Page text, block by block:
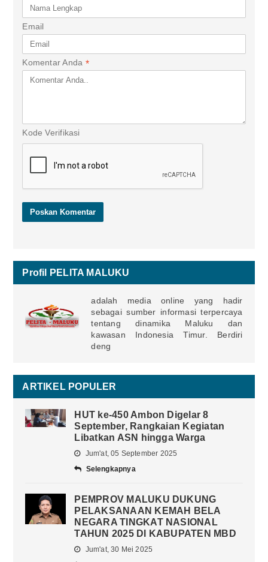
Email
Komentar Anda *
Kode Verifikasi
Profil PELITA MALUKU
adalah media online yang hadir
sebagai sumber informasi terpercaya
tentang dinamika Maluku dan
kawasan Indonesia Timur. Berdiri
deng
ARTIKEL POPULER
HUT ke-450 Ambon Digelar 8
September, Rangkaian Kegiatan
Libatkan ASN hingga Warga
Jum'at, 05 September 2025
Selengkapnya
PEMPROV MALUKU DUKUNG
PELAKSANAAN KEMAH BELA
NEGARA TINGKAT NASIONAL
TAHUN 2025 DI KABUPATEN MBD
Jum'at, 30 Mei 2025